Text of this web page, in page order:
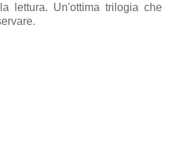
lettura. Un'ottima trilogia che